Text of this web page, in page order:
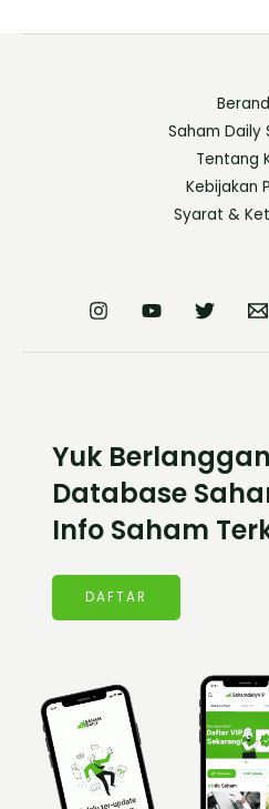
Saham Daily
Tentang
Kebijakan
Syarat &
Yuk
Database
Info Saham
DAFTAR